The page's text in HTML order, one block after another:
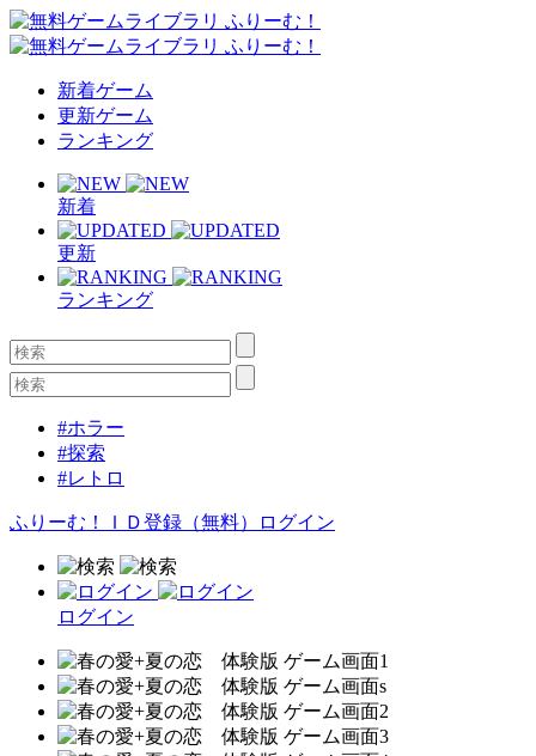
新着ゲーム
更新ゲーム
ランキング
新着
更新
ランキング
#ホラー
#探索
#レトロ
ふりーむ！ＩＤ登録（無料） ログイン
ログイン